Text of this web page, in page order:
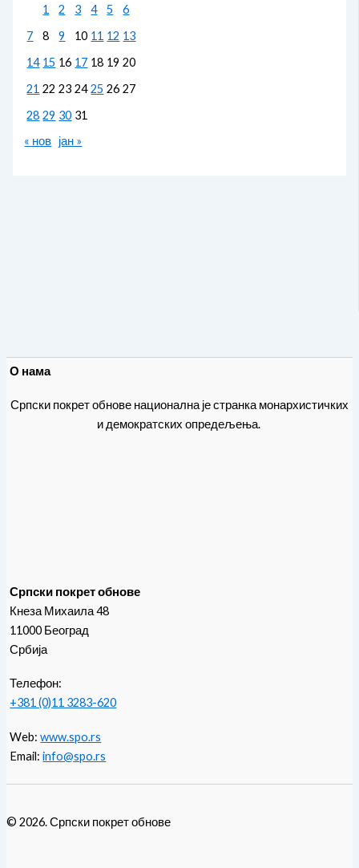
1
2 3 4 5
6
7
8 9 10 11 12 13
14 15 16 17 18 19 20
21 22 23 24 25 26 27
28 29 30 31
« нов јан »
О нама
Српски покрет обнове национална је странка монархистичких
и демократских опредељења.
Српски покрет обнове
Кнеза Михаила 48
11000 Београд
Србија
Телефон:
+381 (0)11 3283-620
Web:www.spo.rs
Email:info@spo.rs
© 2026. Српски покрет обнове